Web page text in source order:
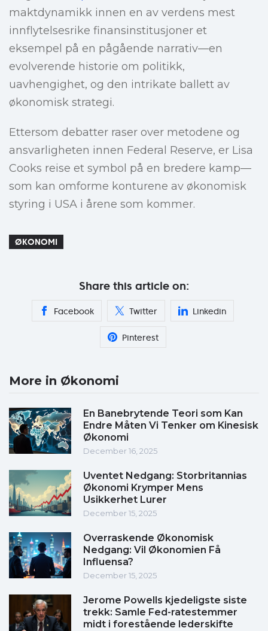
maktdynamikk innen en av verdens mest
innflytelsesrike finansinstitusjoner et
eksempel på en pågående narrativ—en
evolverende historie om politikk,
uavhengighet, og den intrikate ballett av
økonomisk strategi.
Ettersom debatter raser over metodene og
ansvarligheten innen Federal Reserve, er Lisa
Cooks reise et symbol på en bredere kamp—
som kan omforme konturene av økonomisk
styring i USA i årene som kommer.
ØKONOMI
Share this article on:
Facebook Twitter Linkedin
Pinterest
More in Økonomi
En Banebrytende Teori som Kan
Endre Måten Vi Tenker om Kinesisk
Økonomi
December 16, 2025
Uventet Nedgang: Storbritannias
Økonomi Krymper Mens
Usikkerhet Lurer
December 15, 2025
Overraskende Økonomisk
Nedgang: Vil Økonomien Få
Influensa?
December 15, 2025
Jerome Powells kjedeligste siste
trekk: Samle Fed-ratestemmer
midt i forestående lederskifte